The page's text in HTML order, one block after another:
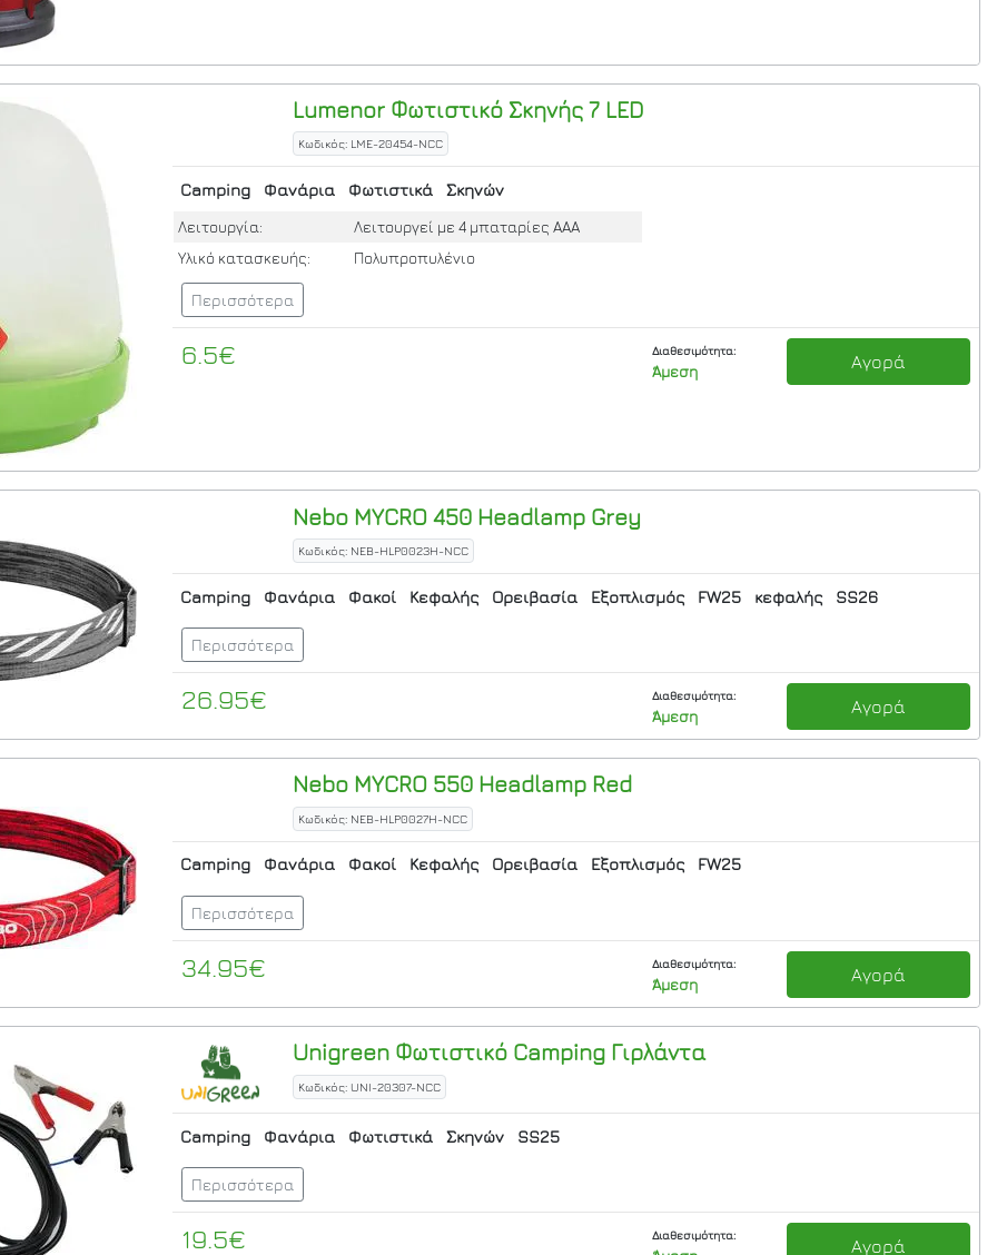
LumenorΦωτιστικό Σκηνής 7 LED
Κωδικός: LME-20454-NCC
Camping Φανάρια Φωτιστικά Σκηνών
Λειτουργία:
Λειτουργεί με 4 μπαταρίες ΑΑΑ
Υλικό κατασκευής:
Πολυπροπυλένιο
Περισσότερα
6.5€ Διαθεσιμότητα:
Άμεση Αγορά
NeboMYCRO 450 Headlamp Grey
Κωδικός: NEB-HLP0023H-NCC
Camping Φανάρια Φακοί Κεφαλής Ορειβασία Εξοπλισμός FW25 κεφαλής SS26
Περισσότερα
26.95€ Διαθεσιμότητα:
Άμεση Αγορά
NeboMYCRO 550 Headlamp Red
Κωδικός: NEB-HLP0027H-NCC
Camping Φανάρια Φακοί Κεφαλής Ορειβασία Εξοπλισμός FW25
Περισσότερα
34.95€ Διαθεσιμότητα:
Άμεση Αγορά
UnigreenΦωτιστικό Camping Γιρλάντα
Κωδικός: UNI-20307-NCC
Camping Φανάρια Φωτιστικά Σκηνών SS25
Περισσότερα
19.5€ Διαθεσιμότητα:
Αγορά